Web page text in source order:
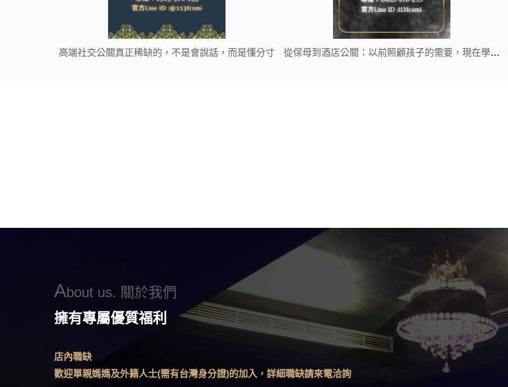
從保母到酒店公關：以前照顧孩子的需要，現在學會
從汽車業務到酒店公關：以前讀懂客戶為什麼猶豫，
About us. 關於我們
擁有專屬優質福利
店內職缺
歡迎單親媽媽及外籍人士(需有台灣身分證)的加入，詳細職缺請來電洽詢